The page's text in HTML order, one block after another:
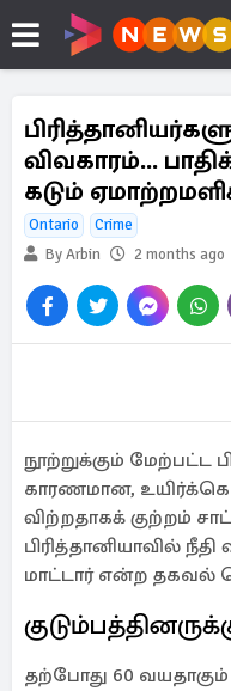
விவகாரம்...
கடும்
Ontario
Crime
By Arbin
2 months ago
நூற்றுக்கும் மேற்பட்ட
காரணமான,
விற்றதாகக் குற்றம்
பிரித்தானியாவில்
மாட்டார் என்ற தகவல்
தற்போது 60